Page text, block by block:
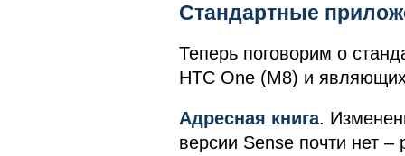
Стандартные
Теперь поговорим о
HTC One (M8) и
Адресная книга.
версии Sense почти нет